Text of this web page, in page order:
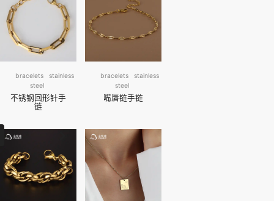
bracelets
stainless
steel
不锈钢回形针手
链
bracelets
stainless
steel
嘴唇链手链
Next